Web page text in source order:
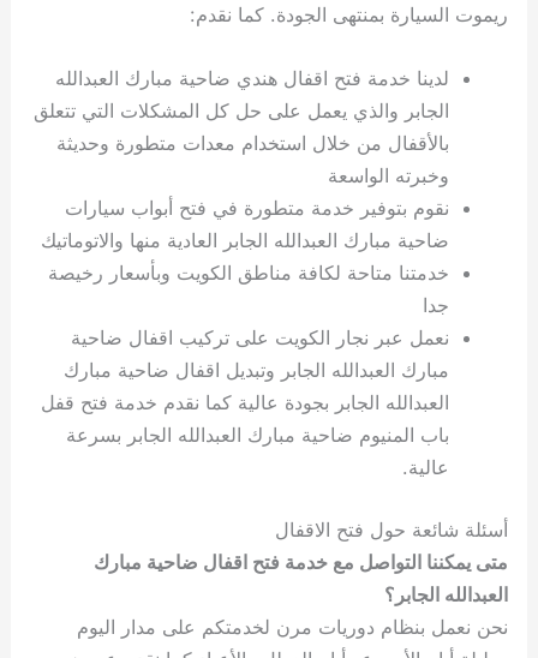
ريموت السيارة بمنتهى الجودة. كما نقدم:
لدينا خدمة فتح اقفال هندي ضاحية مبارك العبدالله
الجابر والذي يعمل على حل كل المشكلات التي تتعلق
بالأقفال من خلال استخدام معدات متطورة وحديثة
وخبرته الواسعة
نقوم بتوفير خدمة متطورة في فتح أبواب سيارات
ضاحية مبارك العبدالله الجابر العادية منها والاتوماتيك
خدمتنا متاحة لكافة مناطق الكويت وبأسعار رخيصة
جدا
نعمل عبر نجار الكويت على تركيب اقفال ضاحية
مبارك العبدالله الجابر وتبديل اقفال ضاحية مبارك
العبدالله الجابر بجودة عالية كما نقدم خدمة فتح قفل
باب المنيوم ضاحية مبارك العبدالله الجابر بسرعة
عالية.
أسئلة شائعة حول فتح الاقفال
متى يمكننا التواصل مع خدمة فتح اقفال ضاحية مبارك
العبدالله الجابر؟
نحن نعمل بنظام دوريات مرن لخدمتكم على مدار اليوم